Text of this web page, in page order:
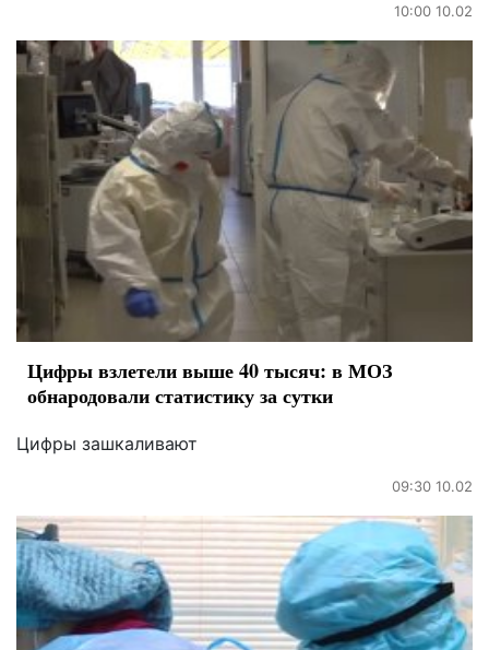
10:00 10.02
Цифры взлетели выше 40 тысяч: в МОЗ
обнародовали статистику за сутки
Цифры зашкаливают
09:30 10.02